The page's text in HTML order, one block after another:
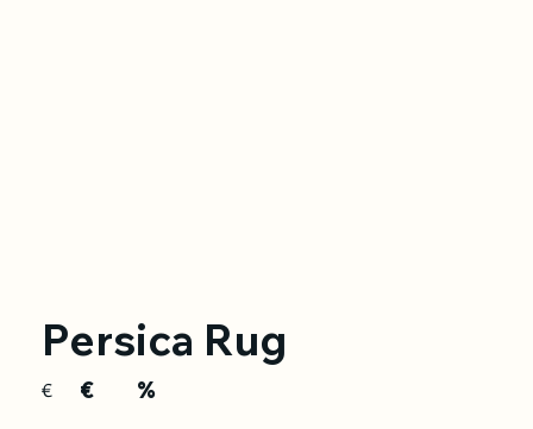
Persica Rug
€ € %